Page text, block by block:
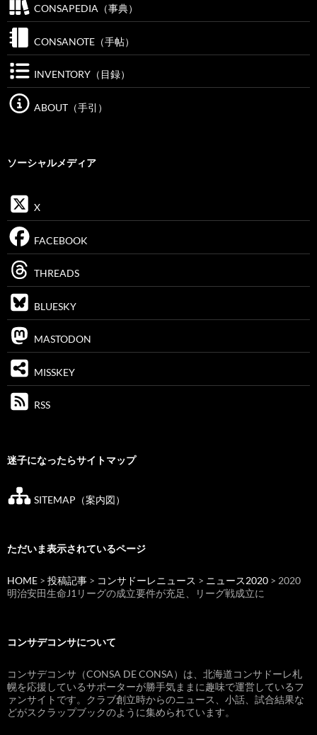
CONSAPEDIA（事典）
CONSANOTE（手帖）
INVENTORY（目録）
ABOUT（手引）
ソーシャルメディア
X
FACEBOOK
THREADS
BLUESKY
MASTODON
MISSKEY
RSS
迷子になったらサイトマップ
SITEMAP（案内図）
ただいま表示されているページ
HOME > 投稿記事 > コンサドーレニュース > ニュース2020 > 2020
明治安田生命J1リーグの成立要件が充足、リーグ戦成立に
コンサデコンサについて
コンサデコンサ（CONSA DE CONSA）は、北海道コンサドーレ札
幌を応援しているサポーターが勝手気ままに趣味で運営しているフ
ァンサイトです。クラブ創立時からのニュース、小話、試合結果な
どがスクラップブックのように集められています。